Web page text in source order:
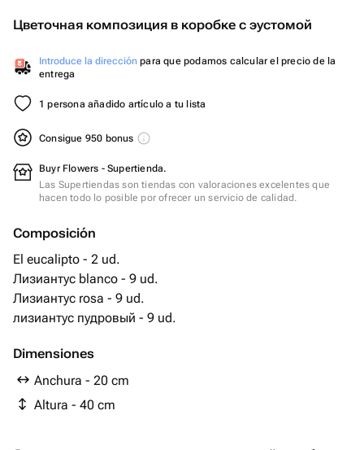
Цветочная композиция в коробке с эустомой
Introduce la dirección para que podamos calcular el precio de la
entrega
1 persona añadido artículo a tu lista
Consigue 950 bonus
Buyr Flowers - Supertienda.
Las Supertiendas son tiendas con valoraciones excelentes que
hacen todo lo posible por ofrecer un servicio de calidad.
Composición
El eucalipto - 2 ud.
Лизиантус blanco - 9 ud.
Лизиантус rosa - 9 ud.
лизиантус пудровый - 9 ud.
Dimensiones
Anchura - 20 cm
Altura - 40 cm